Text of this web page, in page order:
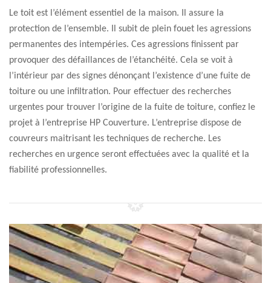
Le toit est l’élément essentiel de la maison. Il assure la
protection de l’ensemble. Il subit de plein fouet les agressions
permanentes des intempéries. Ces agressions finissent par
provoquer des défaillances de l’étanchéité. Cela se voit à
l’intérieur par des signes dénonçant l’existence d’une fuite de
toiture ou une infiltration. Pour effectuer des recherches
urgentes pour trouver l’origine de la fuite de toiture, confiez le
projet à l’entreprise HP Couverture. L’entreprise dispose de
couvreurs maitrisant les techniques de recherche. Les
recherches en urgence seront effectuées avec la qualité et la
fiabilité professionnelles.